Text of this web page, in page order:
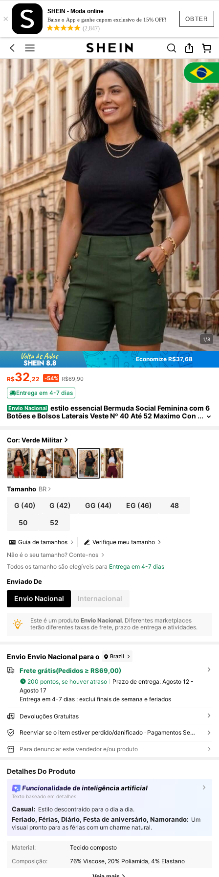
OBTER
×
SHEIN - Moda online
Baixe o App e ganhe cupom exclusivo de 15% OFF!
(2,847)
1/8
Economize R$37,68
R$32,22 -54% R$69,90
Entrega em 4-7 dias
Envio Nacional estilo essencial Bermuda Social Feminina com 6
Botões e Bolsos Laterais Veste Nº 40 Até 52 Maximo Con
Cor: Verde Militar
Tamanho BR
G (40) G (42) GG (44) EG (46) 48
50 52
Verifique meu tamanho
Guia de tamanhos
Não é o seu tamanho? Conte-nos
Todos os tamanho são elegíveis para Entrega em 4-7 dias
Enviado De
Envio Nacional Internacional
Este é um produtoEnvio Nacional. Diferentes marketplaces
terão diferentes taxas de frete, prazo de entrega e atividades.
Envio Envio Nacional para o Brazil
Frete grátis(Pedidos ≥ R$69,00)
200 pontos, se houver atraso Prazo de entrega: Agosto 12 -
Agosto 17
Entrega em 4-7 dias : exclui finais de semana e feriados
Devoluções Gratuitas
Reenviar se o item estiver perdido/danificado · Pagamentos Seguros · Proteção de privacidade
Para denunciar este vendedor e/ou produto
Detalhes Do Produto
Funcionalidade de inteligência artificial
Texto baseado em detalhes
Casual: Estilo descontraído para o dia a dia.
Feriado, Férias, Diário, Festa de aniversário, Namorando: Um
visual pronto para as férias com um charme natural.
Material:
Tecido composto
Composição:
76% Viscose, 20% Poliamida, 4% Elastano
4,86 1.4K Seguidores